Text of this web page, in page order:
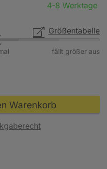
4-8 Werktage
Größentabelle
fällt größer aus
Warenkorb